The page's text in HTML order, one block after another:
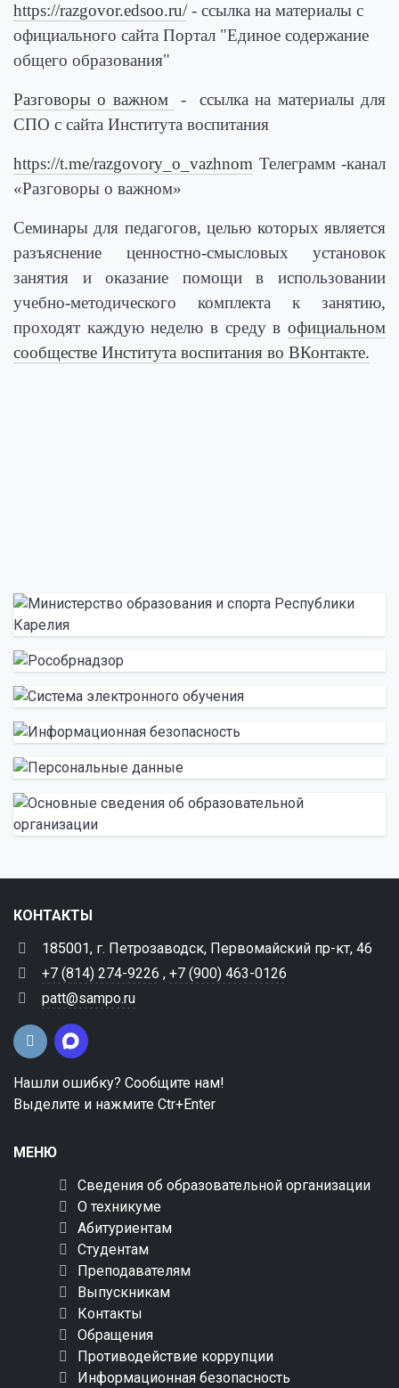
https://razgovor.edsoo.ru/- ссылка на материалы с
официального сайта Портал "Единое содержание
общего образования"
Разговоры о важном
- ссылка на материалы для
СПО с сайта Института воспитания
https://t.me/razgovory_o_vazhnom Телеграмм -канал
«Разговоры о важном»
Семинары для педагогов, целью которых является
разъяснение ценностно-смысловых установок
занятия и оказание помощи в использовании
учебно-методического комплекта к занятию,
проходят каждую неделю в среду вофициальном
сообществе Института воспитания во ВКонтакте.
КОНТАКТЫ
185001, г. Петрозаводск, Первомайский пр-кт, 46
+7 (814) 274-9226 , +7 (900) 463-0126
patt@sampo.ru
Нашли ошибку? Сообщите нам!
Выделите и нажмите Ctr+Enter
МЕНЮ
Сведения об образовательной организации
О техникуме
Абитуриентам
Студентам
Преподавателям
Выпускникам
Контакты
Обращения
Противодействие коррупции
Информационная безопасность